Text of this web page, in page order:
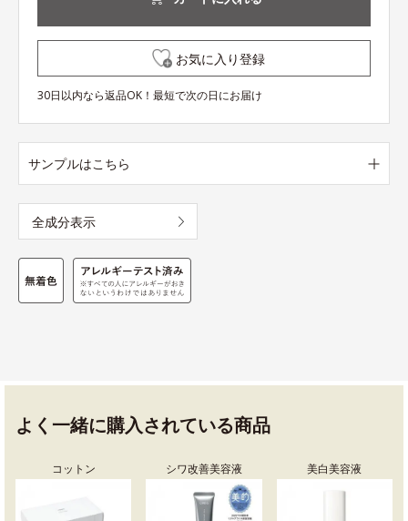
お気に入り登録
30日以内なら返品OK！最短で次の日にお届け
サンプルはこちら
全成分表示
よく一緒に購入されている商品
コットン シワ改善美容液 美白美容液